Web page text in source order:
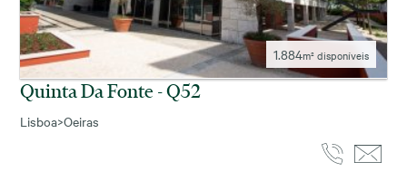
1.884m² disponíveis
Quinta Da Fonte - Q52
Lisboa>Oeiras